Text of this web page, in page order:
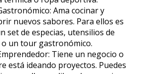
Ama cocinar y
nuevos sabores. Para ellos es
set de especias, utensilios de
o un tour gastronómico.
Tiene un negocio o
está ideando proyectos. Puedes